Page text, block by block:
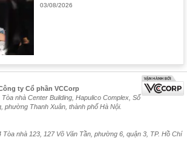
03/08/2026
ty Cổ phần VCCorp
Tòa nhà Center Building, Hapulico Complex, Số
phường Thanh Xuân, thành phố Hà Nội.
Tòa nhà 123, 127 Võ Văn Tần, phường 6, quận 3, TP. Hồ Chí